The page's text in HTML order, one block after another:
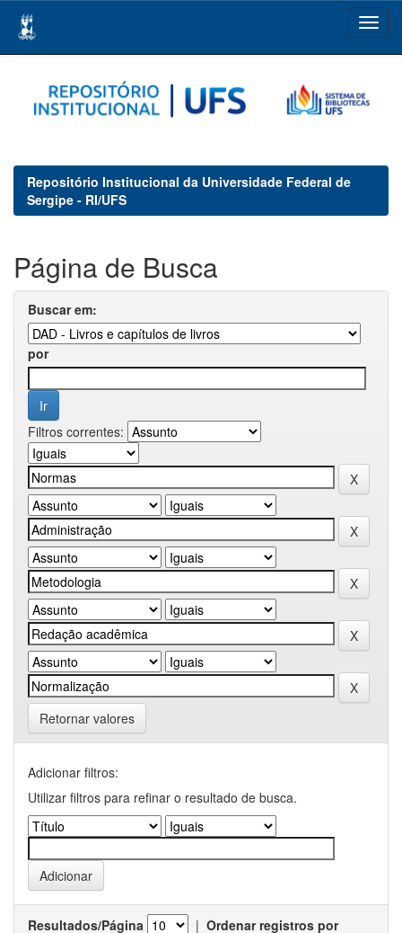
navigation
Repositório Institucional da Universidade Federal de
Sergipe - RI/UFS
Página de Busca
Buscar em:
por
Filtros correntes:
Retornar valores
Adicionar filtros:
Utilizar filtros para refinar o resultado de busca.
Resultados/Página | Ordenar registros por